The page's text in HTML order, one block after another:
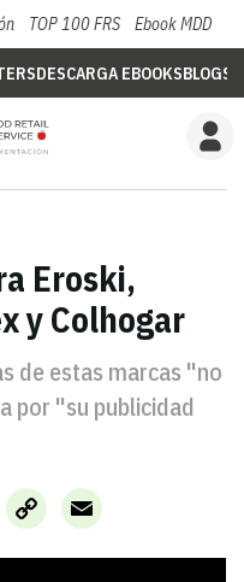
TOP 100 FRS Ebook MDD
DESCARGA EBOOKSBLOGS
Eroski,
y Colhogar
de estas marcas "no
por "su publicidad
Copy
Link
Email